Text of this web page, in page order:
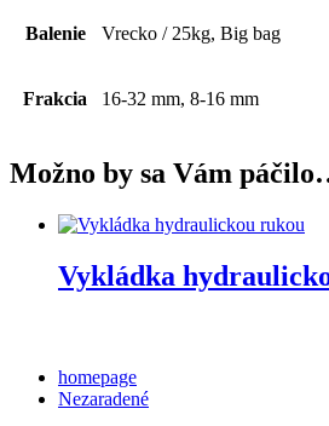
Balenie Vrecko / 25kg, Big bag
Frakcia 16-32 mm, 8-16 mm
Možno by sa Vám
Vykládka
homepage
Nezaradené